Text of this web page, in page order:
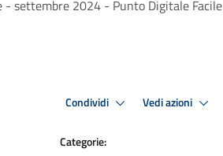
settembre 2024 - Punto Digitale Facile
Condividi Vedi azioni
Categorie: